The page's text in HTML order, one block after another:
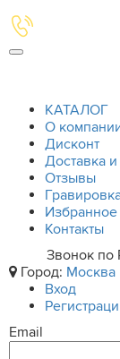
КАТАЛОГ
О
Дисконт
Доставка и
Отзывы
Избранное
Контакты
Звонок по
Город: Москва
Вход
Email